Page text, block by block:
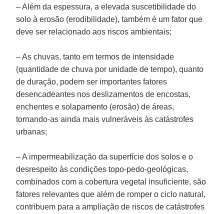
– Além da espessura, a elevada suscetibilidade do
solo à erosão (erodibilidade), também é um fator que
deve ser relacionado aos riscos ambientais;
– As chuvas, tanto em termos de intensidade
(quantidade de chuva por unidade de tempo), quanto
de duração, podem ser importantes fatores
desencadeantes nos deslizamentos de encostas,
enchentes e solapamento (erosão) de áreas,
tornando-as ainda mais vulneráveis às catástrofes
urbanas;
– A impermeabilização da superfície dos solos e o
desrespeito às condições topo-pedo-geológicas,
combinados com a cobertura vegetal insuficiente, são
fatores relevantes que além de romper o ciclo natural,
contribuem para a ampliação de riscos de catástrofes